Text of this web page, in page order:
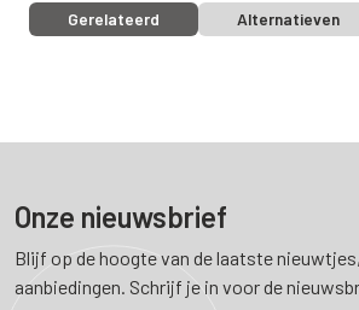
Gerelateerd Alternatieven
Onze nieuwsbrief
Blijf op de hoogte van de laatste
aanbiedingen. Schrijf je in voor de